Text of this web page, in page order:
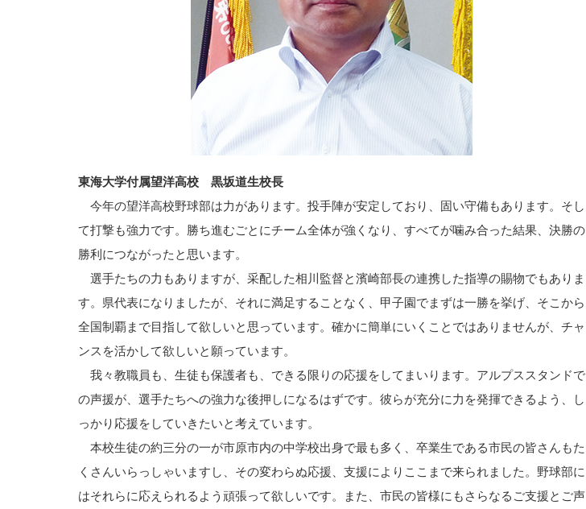
東海大学付属望洋高校 黒坂道生校長
今年の望洋高校野球部は力があります。投手陣が安定しており、固い守備もあります。そし
て打撃も強力です。勝ち進むごとにチーム全体が強くなり、すべてが噛み合った結果、決勝の
勝利につながったと思います。
選手たちの力もありますが、采配した相川監督と濱崎部長の連携した指導の賜物でもありま
す。県代表になりましたが、それに満足することなく、甲子園でまずは一勝を挙げ、そこから
全国制覇まで目指して欲しいと思っています。確かに簡単にいくことではありませんが、チャ
ンスを活かして欲しいと願っています。
我々教職員も、生徒も保護者も、できる限りの応援をしてまいります。アルプススタンドで
の声援が、選手たちへの強力な後押しになるはずです。彼らが充分に力を発揮できるよう、し
っかり応援をしていきたいと考えています。
本校生徒の約三分の一が市原市内の中学校出身で最も多く、卒業生である市民の皆さんもた
くさんいらっしゃいますし、その変わらぬ応援、支援によりここまで来られました。野球部に
はそれらに応えられるよう頑張って欲しいです。また、市民の皆様にもさらなるご支援とご声